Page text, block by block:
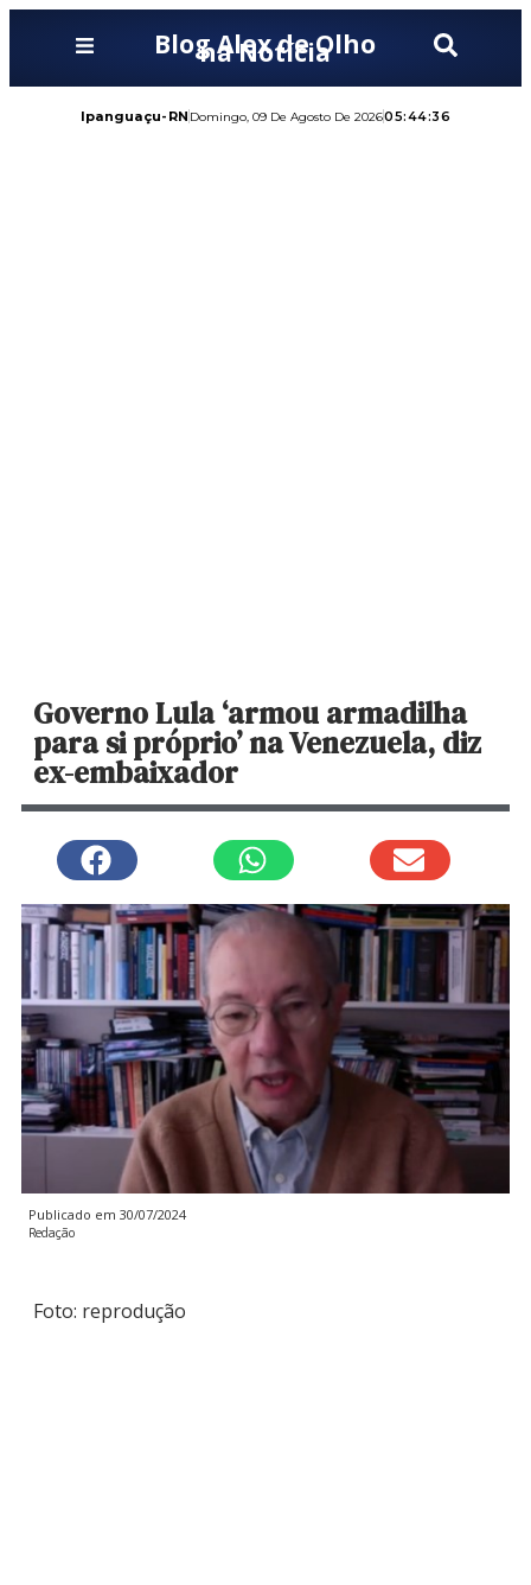
Blog Alex de Olho
na Notícia
Ipanguaçu-RN Domingo, 09 De Agosto De 202605:44:38
Governo Lula ‘armou armadilha
para si próprio’ na Venezuela, diz
ex-embaixador
Publicado em 30/07/2024
Redação
Foto: reprodução